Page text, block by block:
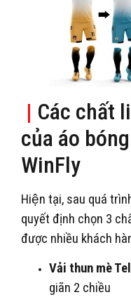
| Các chất
của áo
WinFly
Hiện tại, sau quá
quyết định chọn 3
được nhiều khách
Vải thun mè
giãn 2 chiều